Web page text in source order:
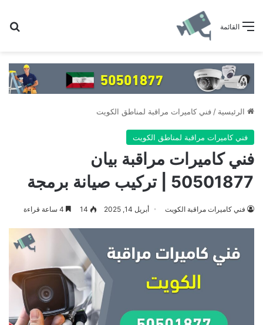
القائمة
الرئيسية / فني كاميرات مراقبة لمناطق الكويت
فني كاميرات مراقبة لمناطق الكويت
فني كاميرات مراقبة بيان
50501877 | تركيب صيانة برمجة
فني كاميرات مراقبة الكويت أبريل 14, 2025 14